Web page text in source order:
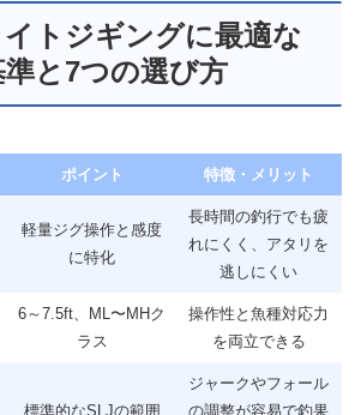
トジギングに最適な
と7つの選び方
ポイント 特徴・メリット
軽量ジグ操作と感度
に特化
長時間の釣行でも疲
れにくく、アタリを
逃しにくい
6～7.5ft、ML〜MHク
ラス
操作性と魚種対応力
を両立できる
標準的なSLJの範囲
ジャークやフォール
の調整が容易で釣果